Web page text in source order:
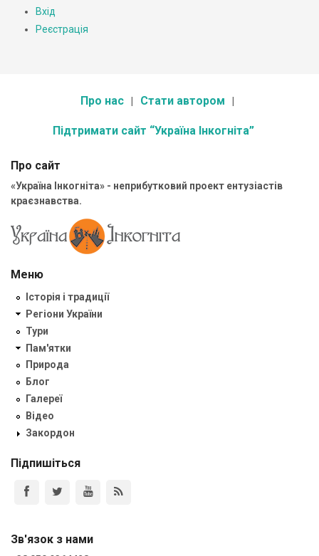
Вхід
Реєстрація
Про нас Стати автором
Підтримати сайт “Україна Інкогніта”
Про сайт
«Україна Інкогніта» - неприбутковий проект ентузіастів
краєзнавства.
Меню
Історія і традиції
Регіони України
Тури
Пам'ятки
Природа
Блог
Галереї
Відео
Закордон
Підпишіться
Зв'язок з нами